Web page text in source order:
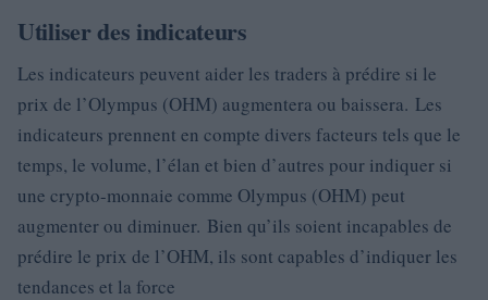
Utiliser des indicateurs
Les indicateurs peuvent aider les traders à prédire si le
prix de l’Olympus (OHM) augmentera ou baissera. Les
indicateurs prennent en compte divers facteurs tels que le
temps, le volume, l’élan et bien d’autres pour indiquer si
une crypto-monnaie comme Olympus (OHM) peut
augmenter ou diminuer. Bien qu’ils soient incapables de
prédire le prix de l’OHM, ils sont capables d’indiquer les
tendances et la force